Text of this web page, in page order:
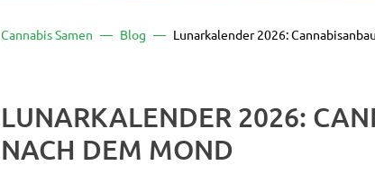
Cannabis Samen Blog Lunarkalender 2026:
LUNARKALENDER 2026:
NACH DEM MOND